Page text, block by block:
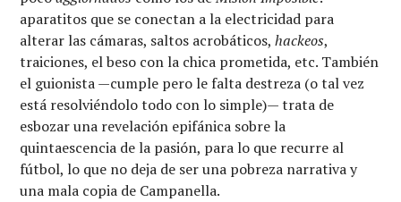
aparatitos que se conectan a la electricidad para
alterar las cámaras, saltos acrobáticos,hackeos,
traiciones, el beso con la chica prometida, etc. También
el guionista —cumple pero le falta destreza (o tal vez
está resolviéndolo todo con lo simple)— trata de
esbozar una revelación epifánica sobre la
quintaescencia de la pasión, para lo que recurre al
fútbol, lo que no deja de ser una pobreza narrativa y
una mala copia de Campanella.